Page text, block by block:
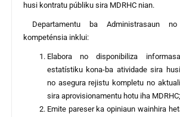
husi kontratu públiku sira MDRHC nian.
Departamentu ba Administrasaun
kompeténsia inklui:
Elabora no disponibiliza
estatístiku kona-ba atividade sira
no asegura rejistu kompletu no
sira aprovisionamentu hotu iha MDRHC;
Emite pareser ka opiniaun wainhira